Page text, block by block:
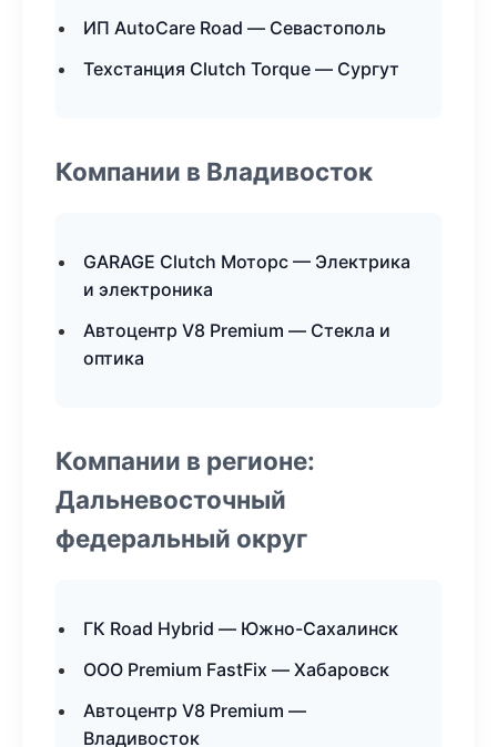
ИП AutoCare Road — Севастополь
Техстанция Clutch Torque — Сургут
Компании в Владивосток
GARAGE Clutch Моторс — Электрика
и электроника
Автоцентр V8 Premium — Стекла и
оптика
Компании в регионе:
Дальневосточный
федеральный округ
ГК Road Hybrid — Южно-Сахалинск
ООО Premium FastFix — Хабаровск
Автоцентр V8 Premium —
Владивосток